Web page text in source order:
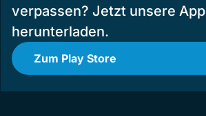
verpassen? Jetzt unsere App
herunterladen.
Zum Play Store